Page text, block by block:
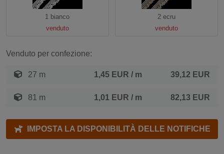
1 bianco
venduto
2 ecru
venduto
Venduto per confezione:
27 m 1,45 EUR / m 39,12 EUR
81 m 1,01 EUR / m 82,13 EUR
IMPOSTA LA DISPONIBILITÀ DELLE NOTIFICHE